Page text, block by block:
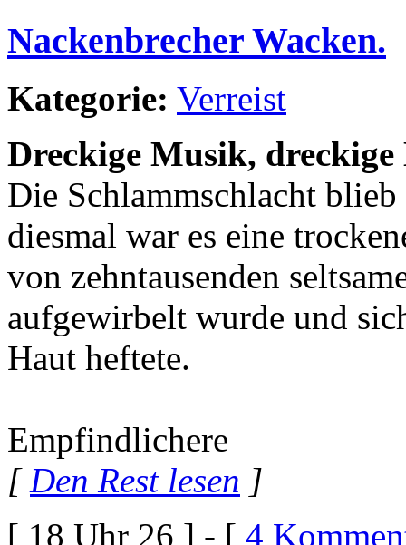
Nackenbrecher Wacken.
Kategorie: Verreist
Dreckige Musik, dreckige
Die Schlammschlacht
diesmal war es eine
von zehntausenden
aufgewirbelt wurde und
Haut heftete.
Empfindlichere
[Den Rest lesen ]
[ 18 Uhr 26 ] - [ 4